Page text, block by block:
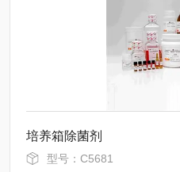
培养箱除菌剂
型号：C5681